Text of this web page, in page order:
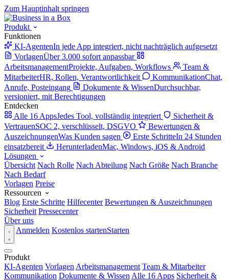
Zum Hauptinhalt springen
Produkt
Funktionen
KI-AgentenIn jede App integriert, nicht nachträglich aufgesetzt
VorlagenÜber 3.000 sofort anpassbar
ArbeitsmanagementProjekte, Aufgaben, Workflows
Team &
MitarbeiterHR, Rollen, Verantwortlichkeit KommunikationChat,
Anrufe, Posteingang
Dokumente & WissenDurchsuchbar,
versioniert, mit Berechtigungen
Entdecken
Alle 16 AppsJedes Tool, vollständig integriert
Sicherheit &
VertrauenSOC 2, verschlüsselt, DSGVO
Bewertungen &
AuszeichnungenWas Kunden sagen Erste SchritteIn 24 Stunden
einsatzbereit
HerunterladenMac, Windows, iOS & Android
Lösungen
Übersicht Nach Rolle Nach Abteilung Nach Größe Nach Branche
Nach Bedarf
Vorlagen Preise
Ressourcen
Blog Erste Schritte Hilfecenter Bewertungen & Auszeichnungen
Sicherheit Pressecenter
Über uns
Anmelden Kostenlos startenStarten
Produkt
KI-Agenten Vorlagen Arbeitsmanagement Team & Mitarbeiter
Kommunikation Dokumente & Wissen Alle 16 Apps Sicherheit &